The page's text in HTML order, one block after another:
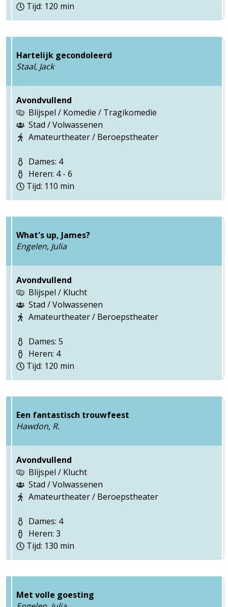
Tijd: 120 min
Hartelijk gecondoleerd
Staal, Jack
Avondvullend
Blijspel / Komedie / Tragikomedie
Stad / Volwassenen
Amateurtheater / Beroepstheater
Dames: 4
Heren: 4 - 6
Tijd: 110 min
What's up, James?
Engelen, Julia
Avondvullend
Blijspel / Klucht
Stad / Volwassenen
Amateurtheater / Beroepstheater
Dames: 5
Heren: 4
Tijd: 120 min
Een fantastisch trouwfeest
Hawdon, R.
Avondvullend
Blijspel / Klucht
Stad / Volwassenen
Amateurtheater / Beroepstheater
Dames: 4
Heren: 3
Tijd: 130 min
Met volle goesting